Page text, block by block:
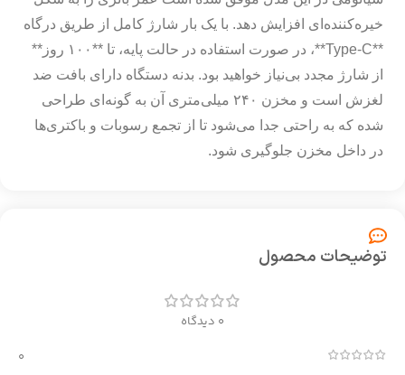
خیره‌کننده‌ای افزایش دهد. با یک بار شارژ کامل از طریق درگاه
**Type-C**، در صورت استفاده در حالت پایه، تا **۱۰۰ روز**
از شارژ مجدد بی‌نیاز خواهید بود. بدنه دستگاه دارای بافت ضد
لغزش است و مخزن ۲۴۰ میلی‌متری آن به گونه‌ای طراحی
شده که به راحتی جدا می‌شود تا از تجمع رسوبات و باکتری‌ها
در داخل مخزن جلوگیری شود.
توضیحات محصول
0 دیدگاه
0